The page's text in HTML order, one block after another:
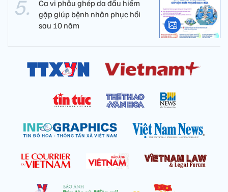
Ca vi phẫu ghép da đầu hiếm
gặp giúp bệnh nhân phục hồi
sau 10 năm